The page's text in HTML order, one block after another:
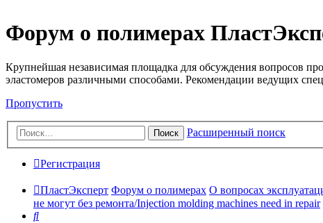
Форум о полимерах
Крупнейшая независимая площадка для обсуждения вопросов
эластомеров различными способами. Рекомендации ведущих
Пропустить
Поиск Расширенный поиск
Регистрация
ПластЭксперт Форум о полимерах О вопросах
не могут без ремонта/Injection molding machines need in repair
Поиск